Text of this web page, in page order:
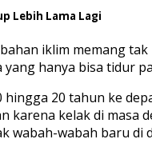
Lebih Lama Lagi
iklim memang
hanya bisa tidur
hingga 20 tahun ke
karena kelak di
wabah-wabah baru